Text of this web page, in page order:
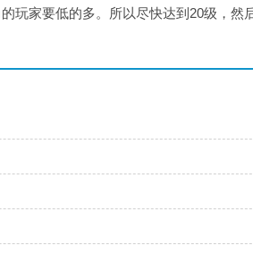
玩家要低的多。所以尽快达到20级，然